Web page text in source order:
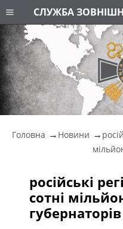
СЛУЖБА
Головна Новини
російські
сотні
губернаторів